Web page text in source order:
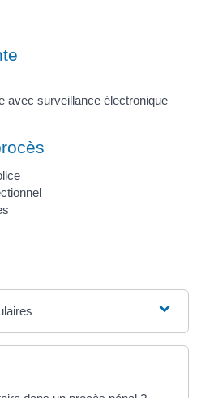
avec surveillance électronique